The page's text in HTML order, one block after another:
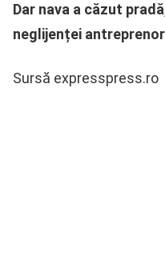
Dar nava a căzut
neglijenței
Sursă expresspress.ro